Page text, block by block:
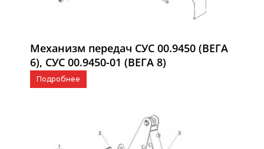
Механизм передач СУС 00.9450 (ВЕГА
6), СУС 00.9450-01 (ВЕГА 8)
Подробнее